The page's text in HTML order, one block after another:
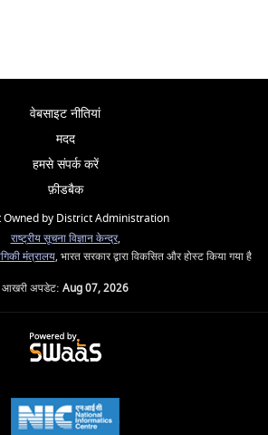
वेबसाइट नीतियां
मदद
हमसे संपर्क करें
फ़ीडबैक
Owned by District Administration
राष्ट्रीय सूचना विज्ञान केन्द्र,
मंत्रालय, भारत सरकार द्वारा विकसित और होस्ट किया गया है
आखरी अपडेट: Aug 07, 2026